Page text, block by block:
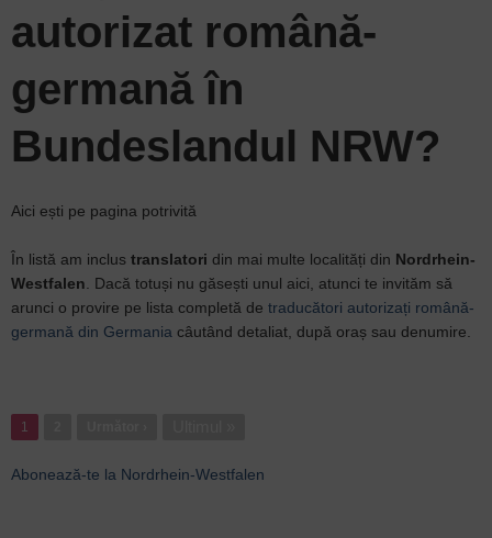
autorizat română-
germană în
Bundeslandul NRW?
Aici ești pe pagina potrivită
În listă am inclus translatori din mai multe localități din Nordrhein-
Westfalen . Dacă totuși nu găsești unul aici, atunci te invităm să
arunci o provire pe lista completă de traducători autorizați română-
germană din Germania câutând detaliat, după oraș sau denumire.
Paginație
1
Abonează-te la Nordrhein-Westfalen